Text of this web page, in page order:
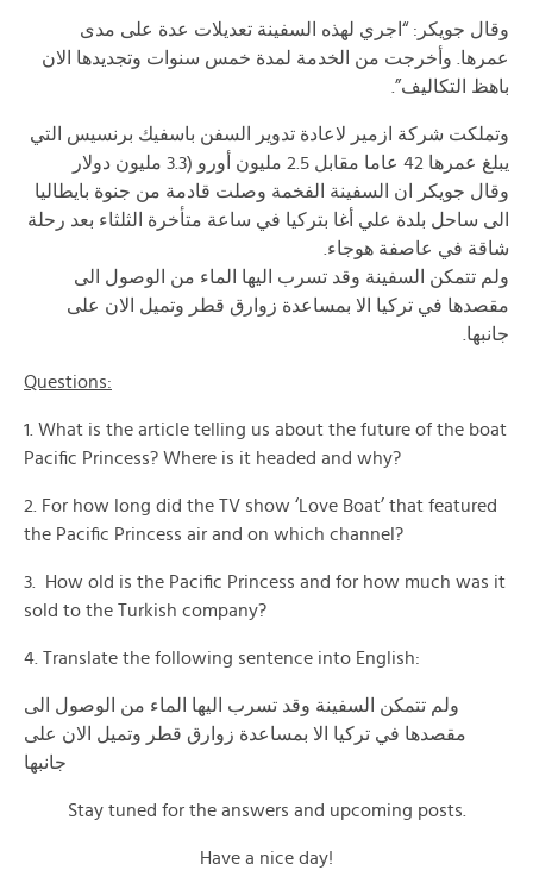
وقال جويكر: “اجري لهذه السفينة تعديلات عدة على مدى
عمرها. وأخرجت من الخدمة لمدة خمس سنوات وتجديدها الان
باهظ التكاليف”.
وتملكت شركة ازمير لاعادة تدوير السفن باسفيك برنسيس التي
يبلغ عمرها 42 عاما مقابل 2.5 مليون أورو (3.3 مليون دولار
وقال جويكر ان السفينة الفخمة وصلت قادمة من جنوة بايطاليا
الى ساحل بلدة علي أغا بتركيا في ساعة متأخرة الثلثاء بعد رحلة
شاقة في عاصفة هوجاء.
ولم تتمكن السفينة وقد تسرب اليها الماء من الوصول الى
مقصدها في تركيا الا بمساعدة زوارق قطر وتميل الان على
جانبها.
Questions:
1. What is the article telling us about the future of the boat
Pacific Princess? Where is it headed and why?
2. For how long did the TV show ‘Love Boat’ that featured
the Pacific Princess air and on which channel?
3. How old is the Pacific Princess and for how much was it
sold to the Turkish company?
4. Translate the following sentence into English:
ولم تتمكن السفينة وقد تسرب اليها الماء من الوصول الى
مقصدها في تركيا الا بمساعدة زوارق قطر وتميل الان على
جانبها
Stay tuned for the answers and upcoming posts.
Have a nice day!